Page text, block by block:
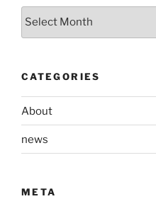
Archives
CATEGORIES
About
news
META